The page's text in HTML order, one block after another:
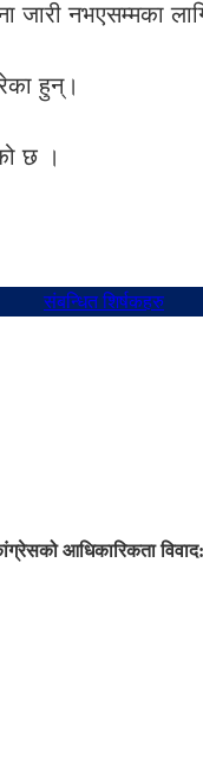
जारी नभएसम्मका
हुन्।
छ ।
संबन्धित शिर्षकहरु
आधिकारिकता